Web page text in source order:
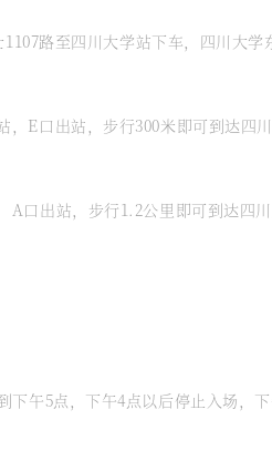
路至四川大学站下车，四川大学
，E口出站，步行300米即可到达四
A口出站，步行1.2公里即可到达四
下午5点，下午4点以后停止入场，